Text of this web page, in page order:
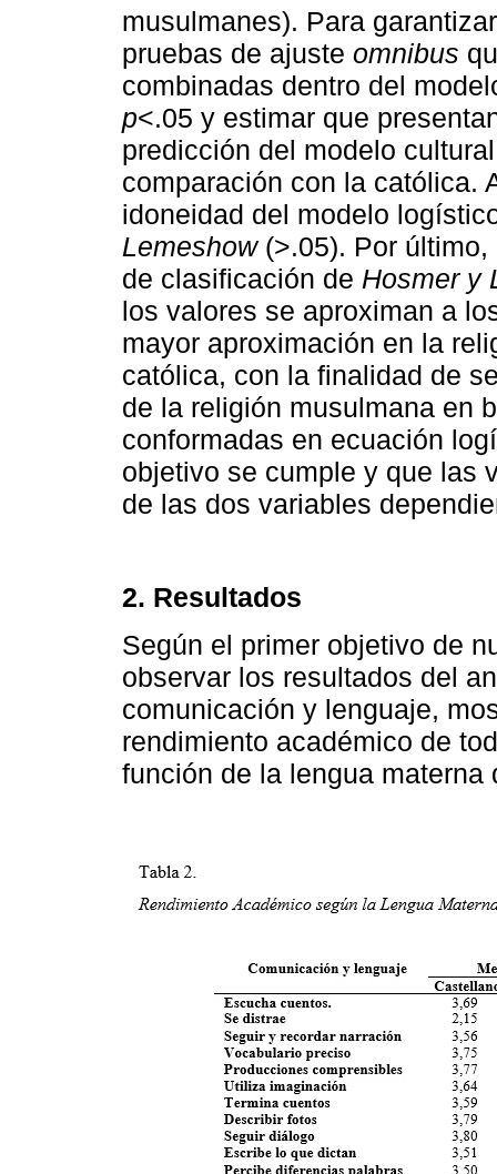
musulmanes). Para
pruebas de ajuste omnibus
combinadas dentro del
p<.05 y estimar que
predicción del modelo
comparación con la católica.
idoneidad del modelo
Lemeshow(>.05). Por último,
de clasificación de Hosmer y
los valores se aproximan a
mayor aproximación en la
católica, con la finalidad de
de la religión musulmana en
conformadas en ecuación
objetivo se cumple y que las
de las dos variables
2. Resultados
Según el primer objetivo de
observar los resultados del
comunicación y lenguaje,
rendimiento académico de
función de la lengua materna